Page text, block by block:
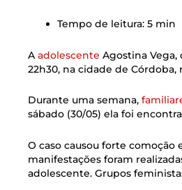
Tempo de leitura: 5 min
A adolescente Agostina Vega,
22h30, na cidade de Córdoba,
Durante uma semana,
sábado (30/05) ela foi
O caso causou forte
manifestações foram
adolescente. Grupos